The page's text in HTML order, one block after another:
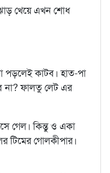
খেয়ে এখন শোধ
পড়লেই কাটব। হাত-পা
না? ফালতু লেট এর
গেল। কিন্তু ও একা
টিমের গোলকীপার।